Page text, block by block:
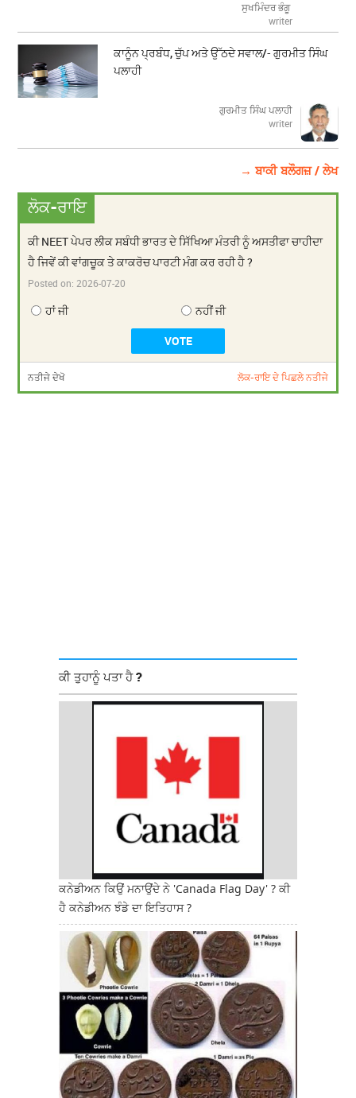
ਸੁਖਮਿੰਦਰ ਭੰਗੂ
writer
ਕਾਨੂੰਨ ਪ੍ਰਬੰਧ, ਚੁੱਪ ਅਤੇ ਉੱਠਦੇ ਸਵਾਲ/- ਗੁਰਮੀਤ ਸਿੰਘ
ਪਲਾਹੀ
ਗੁਰਮੀਤ ਸਿੰਘ ਪਲਾਹੀ
writer
→ ਬਾਕੀ ਬਲੌਗਜ਼ / ਲੇਖ
ਲੋਕ-ਰਾਇ
ਕੀ NEET ਪੇਪਰ ਲੀਕ ਸਬੰਧੀ ਭਾਰਤ ਦੇ ਸਿੱਖਿਆ ਮੰਤਰੀ ਨੂੰ ਅਸਤੀਫਾ ਚਾਹੀਦਾ
ਹੈ ਜਿਵੇਂ ਕੀ ਵਾਂਗਚੂਕ ਤੇ ਕਾਕਰੋਚ ਪਾਰਟੀ ਮੰਗ ਕਰ ਰਹੀ ਹੈ ?
Posted on:2026-07-20
ਹਾਂ ਜੀ ਨਹੀਂ ਜੀ
ਨਤੀਜੇ ਦੇਖੋ ਲੋਕ-ਰਾਇ ਦੇ ਪਿਛਲੇ ਨਤੀਜੇ
ਕੀ ਤੁਹਾਨੂੰ ਪਤਾ ਹੈ ?
ਕਨੇਡੀਅਨ ਕਿਉਂ ਮਨਾਉਂਦੇ ਨੇ 'Canada Flag Day' ? ਕੀ
ਹੈ ਕਨੇਡੀਅਨ ਝੰਡੇ ਦਾ ਇਤਿਹਾਸ ?